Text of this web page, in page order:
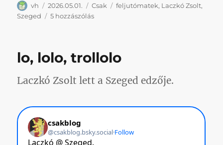
Szerző
vh Közzétéve
2026.05.01. Kategória
Csak Címke
feljutómatek, Laczkó Zsolt,
Szeged
5 hozzászólásFeljutómatek
című
lo, lolo, trollolo
Laczkó Zsolt lett a Szeged edzője.